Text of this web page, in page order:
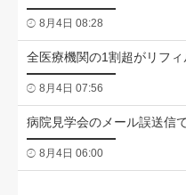
8月4日 08:28
全医療機関の1割超がリフ
8月4日 07:56
病院見学会のメール誤送信
8月4日 06:00